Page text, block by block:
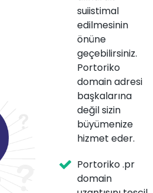
suiistimal
edilmesinin
önüne
geçebilirsiniz.
Portoriko
domain adresi
başkalarına
değil sizin
büyümenize
hizmet eder.
Portoriko .pr
domain